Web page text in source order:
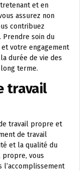
et en
assurez non
contribuez
soin du
votre engagement
durée de vie des
terme.
travail
travail propre et
de travail
et la qualité du
propre, vous